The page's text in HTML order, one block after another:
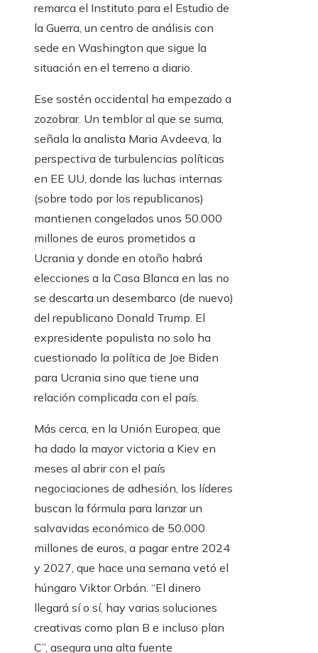
remarca el Instituto para el Estudio de
la Guerra, un centro de análisis con
sede en Washington que sigue la
situación en el terreno a diario.
Ese sostén occidental ha empezado a
zozobrar. Un temblor al que se suma,
señala la analista Maria Avdeeva, la
perspectiva de turbulencias políticas
en EE UU, donde las luchas internas
(sobre todo por los republicanos)
mantienen congelados unos 50.000
millones de euros prometidos a
Ucrania y donde en otoño habrá
elecciones a la Casa Blanca en las no
se descarta un desembarco (de nuevo)
del republicano Donald Trump. El
expresidente populista no solo ha
cuestionado la política de Joe Biden
para Ucrania sino que tiene una
relación complicada con el país.
Más cerca, en la Unión Europea, que
ha dado la mayor victoria a Kiev en
meses al abrir con el país
negociaciones de adhesión, los líderes
buscan la fórmula para lanzar un
salvavidas económico de 50.000
millones de euros, a pagar entre 2024
y 2027, que hace una semana vetó el
húngaro Viktor Orbán. “El dinero
llegará sí o sí, hay varias soluciones
creativas como plan B e incluso plan
C”, asegura una alta fuente